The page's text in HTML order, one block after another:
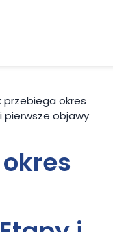
przebiega okres
pierwsze objawy